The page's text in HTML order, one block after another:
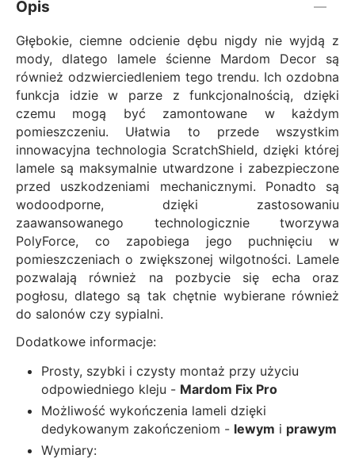
Opis
Głębokie, ciemne odcienie dębu nigdy nie wyjdą z
mody, dlatego lamele ścienne Mardom Decor są
również odzwierciedleniem tego trendu. Ich ozdobna
funkcja idzie w parze z funkcjonalnością, dzięki
czemu mogą być zamontowane w każdym
pomieszczeniu. Ułatwia to przede wszystkim
innowacyjna technologia ScratchShield, dzięki której
lamele są maksymalnie utwardzone i zabezpieczone
przed uszkodzeniami mechanicznymi. Ponadto są
wodoodporne, dzięki zastosowaniu
zaawansowanego technologicznie tworzywa
PolyForce, co zapobiega jego puchnięciu w
pomieszczeniach o zwiększonej wilgotności. Lamele
pozwalają również na pozbycie się echa oraz
pogłosu, dlatego są tak chętnie wybierane również
do salonów czy sypialni.
Dodatkowe informacje:
Prosty, szybki i czysty montaż przy użyciu
odpowiedniego kleju - Mardom Fix Pro
Możliwość wykończenia lameli dzięki
dedykowanym zakończeniom - lewym i prawym
Wymiary: